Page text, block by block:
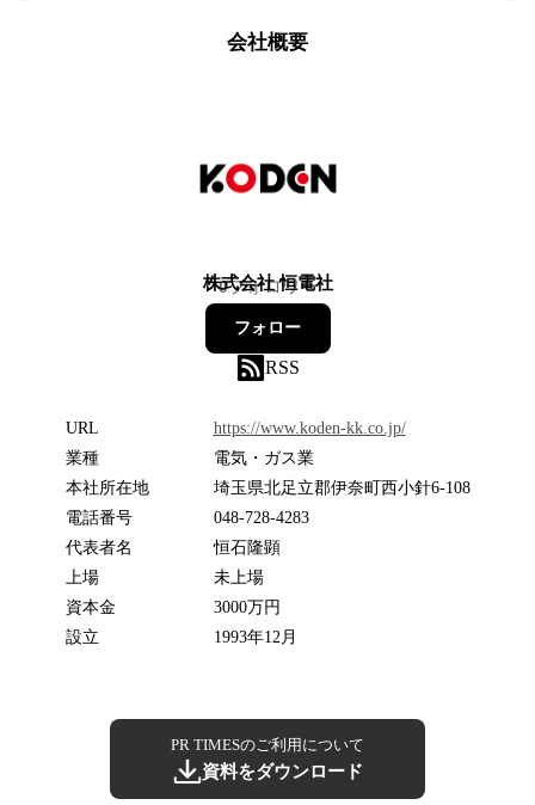
会社概要
株式会社 恒電社
0フォロワー
フォロー
RSS
URL
https://www.koden-kk.co.jp/
業種
電気・ガス業
本社所在地
埼玉県北足立郡伊奈町西小針6-108
電話番号
048-728-4283
代表者名
恒石隆顕
上場
未上場
資本金
3000万円
設立
1993年12月
PR TIMESのご利用について
資料をダウンロード